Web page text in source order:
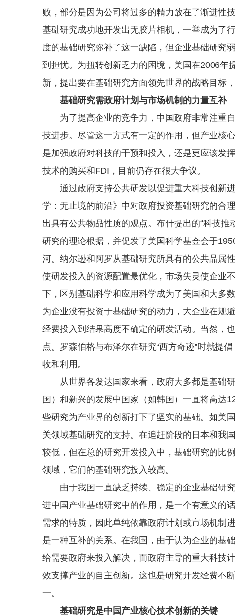
败，部分是因为公司将过多的精力放在了渐进性
基础研究成功地开发出无胶片相机，一举成为了
度的基础研究弥补了这一缺陷，但企业基础研究
到担忧。为扭转创新乏力的困境，美国在2006年
新，提出要在基础研究方面领先世界的战略目标
基础研究需政府计划与市场机制的力量互补
为了提高企业的竞争力，中国政府非常注重
技进步。尽管这一方式有一定的作用，但产业核
是加强政府对科技的干预和投入，还是更应该发
技术的购买和FDI，目前仍存在很大争议。
通过政府支持公共研发以促进重大科技创新
学：无止境的前沿》中对政府投资基础研究的合
出具有公共物品性质的观点。布什提出的“科技
研究的理论根据，并促发了美国科学基金会于
河。纳尔逊和阿罗从基础研究所具有的公共品属
使研发投入的资源配置最优化，市场失灵使企业
下，区别基础科学和应用科学成为了美国和大多
为企业没有投资于基础研究的动力，大企业在规
经费投入到结果高度不确定的研发活动。当然，
点。罗森伯格与布泽尔在研究“西方奇迹”时就提
收和利用。
从世界各发达国家来看，政府大多都是基础
国）和新兴的发展中国家（如韩国）一直将高
些研究为产业界的创新打下了坚实的基础。如美
关领域基础研究的支持。在追赶阶段的日本和我
较低，但在总的研究开发投入中，基础研究的比
领域，它们的基础研究投入较高。
由于我国一直缺乏持续、稳定的企业基础研究
进中国产业基础研究中的作用，是一个有意义的
需求的特质，因此单纯依靠政府计划或市场机制
是一种互补的关系。在我国，由于认为企业的基
给需要政府来投入解决，而政府主导的重大科技
效支撑产业的自主创新。这也是研究开发经费不
一。
基础研究是中国产业核心技术创新的关键